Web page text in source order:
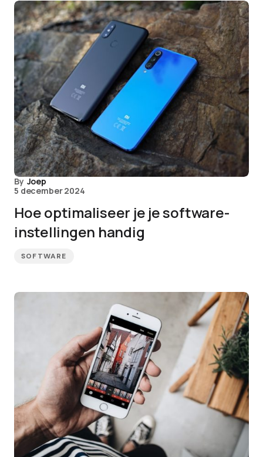
By Joep
5 december 2024
Hoe optimaliseer je je software-
instellingen handig
SOFTWARE